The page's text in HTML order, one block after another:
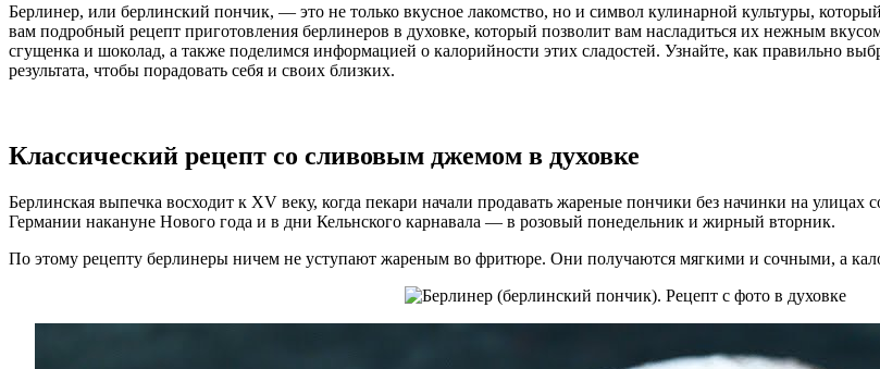
Берлинер, или берлинский пончик, — это не только вкусное лакомство, но и символ кулинарной культуры,
вам подробный рецепт приготовления берлинеров в духовке, который позволит вам насладиться их нежным
сгущенка и шоколад, а также поделимся информацией о калорийности этих сладостей. Узнайте, как правильно
результата, чтобы порадовать себя и своих близких.
Классический рецепт со сливовым джемом в духовке
Берлинская выпечка восходит к XV веку, когда пекари начали продавать жареные пончики без начинки на
Германии накануне Нового года и в дни Кельнского карнавала — в розовый понедельник и жирный вторник.
По этому рецепту берлинеры ничем не уступают жареным во фритюре. Они получаются мягкими и сочными, а